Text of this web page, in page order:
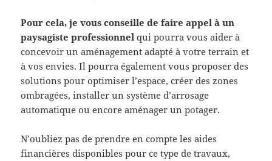
Pour cela, je vous conseille de faire appel à un
paysagiste professionnel qui pourra vous aider à
concevoir un aménagement adapté à votre terrain et
à vos envies. Il pourra également vous proposer des
solutions pour optimiser l’espace, créer des zones
ombragées, installer un système d’arrosage
automatique ou encore aménager un potager.
N’oubliez pas de prendre en compte les aides
financières disponibles pour ce type de travaux,